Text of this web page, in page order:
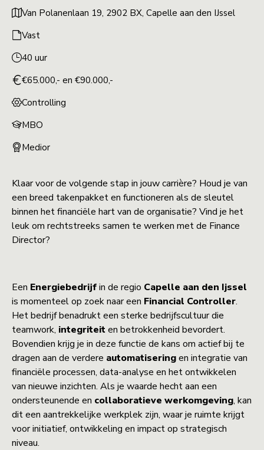
Van Polanenlaan 19, 2902 BX, Capelle aan den IJssel
Vast
40 uur
€65.000,- en €90.000,-
Controlling
MBO
Medior
Klaar voor de volgende stap in jouw carrière? Houd je van
een breed takenpakket en functioneren als de sleutel
binnen het financiële hart van de organisatie? Vind je het
leuk om rechtstreeks samen te werken met de Finance
Director?
Een Energiebedrijfin de regio Capelle aan den Ijssel
is momenteel op zoek naar een Financial Controller.
Het bedrijf benadrukt een sterke bedrijfscultuur die
teamwork, integriteiten betrokkenheid bevordert.
Bovendien krijg je in deze functie de kans om actief bij te
dragen aan de verdere automatiseringen integratie van
financiële processen, data-analyse en het ontwikkelen
van nieuwe inzichten. Als je waarde hecht aan een
ondersteunende en collaboratieve werkomgeving, kan
dit een aantrekkelijke werkplek zijn, waar je ruimte krijgt
voor initiatief, ontwikkeling en impact op strategisch
niveau.